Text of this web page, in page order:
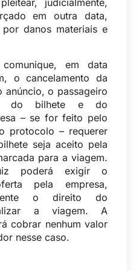
judicialmente,
em outra data,
danos materiais e
em data
o cancelamento da
anúncio, o passageiro
do bilhete e do
– se for feito pelo
protocolo – requerer
seja aceito pela
para a viagem.
poderá exigir o
pela empresa,
o direito do
a viagem. A
cobrar nenhum valor
nesse caso.